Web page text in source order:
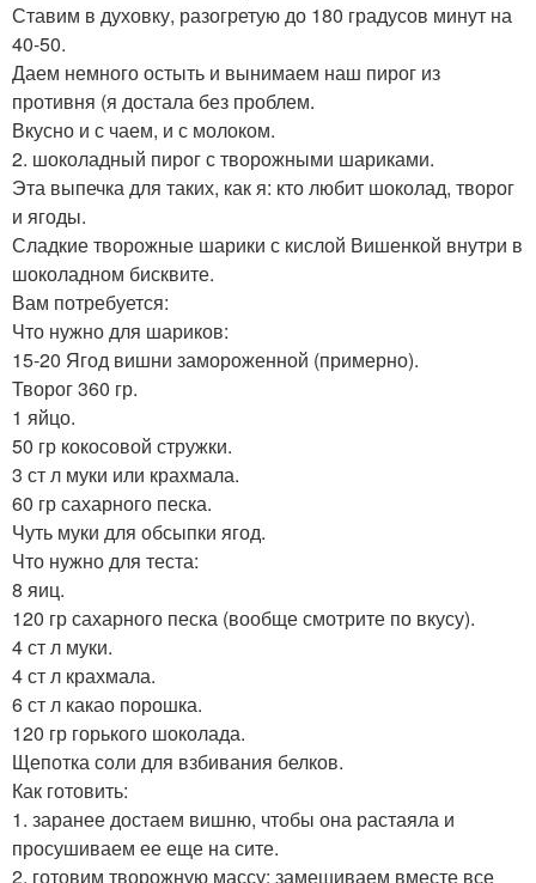
Ставим в духовку, разогретую до 180 градусов минут на
40-50.
Даем немного остыть и вынимаем наш пирог из
противня (я достала без проблем.
Вкусно и с чаем, и с молоком.
2. шоколадный пирог с творожными шариками.
Эта выпечка для таких, как я: кто любит шоколад, творог
и ягоды.
Сладкие творожные шарики с кислой Вишенкой внутри в
шоколадном бисквите.
Вам потребуется:
Что нужно для шариков:
15-20 Ягод вишни замороженной (примерно).
Творог 360 гр.
1 яйцо.
50 гр кокосовой стружки.
3 ст л муки или крахмала.
60 гр сахарного песка.
Чуть муки для обсыпки ягод.
Что нужно для теста:
8 яиц.
120 гр сахарного песка (вообще смотрите по вкусу).
4 ст л муки.
4 ст л крахмала.
6 ст л какао порошка.
120 гр горького шоколада.
Щепотка соли для взбивания белков.
Как готовить:
1. заранее достаем вишню, чтобы она растаяла и
просушиваем ее еще на сите.
2. готовим творожную массу: замешиваем вместе все